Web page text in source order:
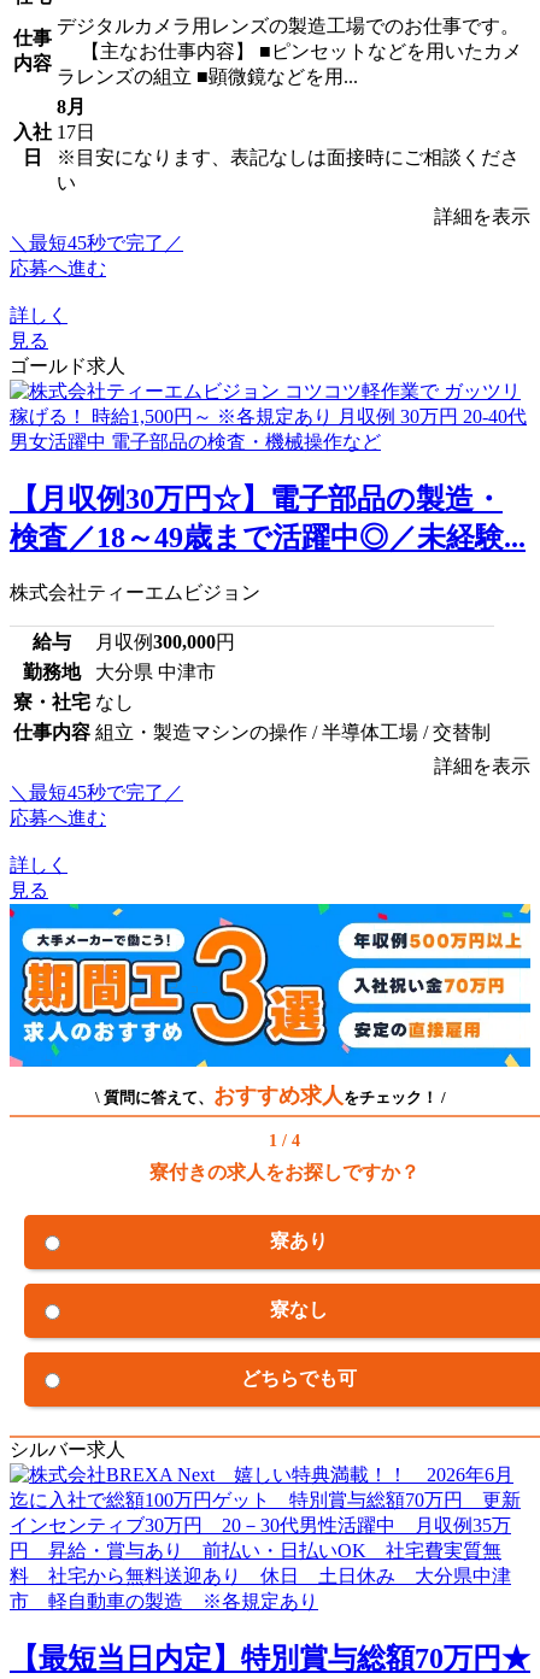
仕事
内容
デジタルカメラ用レンズの製造工場でのお仕事です。
【主なお仕事内容】 ■ピンセットなどを用いたカメ
ラレンズの組立 ■顕微鏡などを用...
入社
日
8月
17日
※目安になります、表記なしは面接時にご相談くださ
い
詳細を表示
＼最短45秒で完了／
応募へ進む
詳しく
見る
ゴールド求人
【月収例30万円☆】電子部品の製造・
検査／18～49歳まで活躍中◎／未経験...
株式会社ティーエムビジョン
給与 月収例300,000円
勤務地
大分県 中津市
寮・社宅 なし
仕事内容 組立・製造マシンの操作 / 半導体工場 / 交替制
詳細を表示
＼最短45秒で完了／
応募へ進む
詳しく
見る
\ 質問に答えて、 おすすめ求人 をチェック！ /
1 / 4
寮付きの求人をお探しですか？
寮あり
寮なし
どちらでも可
シルバー求人
【最短当日内定】特別賞与総額70万円★